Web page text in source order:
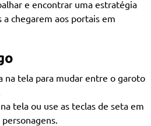
e encontrar uma estratégia
a chegarem aos portais em
na tela para mudar entre o garoto
tela ou use as teclas de seta em